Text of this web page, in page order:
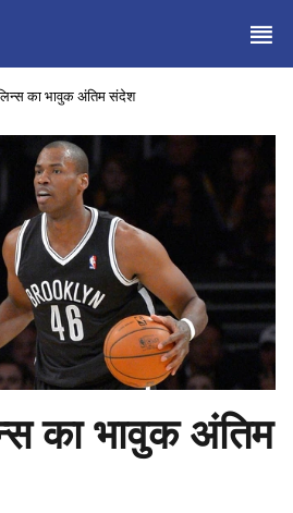
का भावुक अंतिम संदेश
का भावुक अंतिम